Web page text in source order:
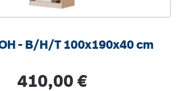
Regal, 5 OH - B/H/T 100x190x40 cm
Regulärer Preis:
410,00 €